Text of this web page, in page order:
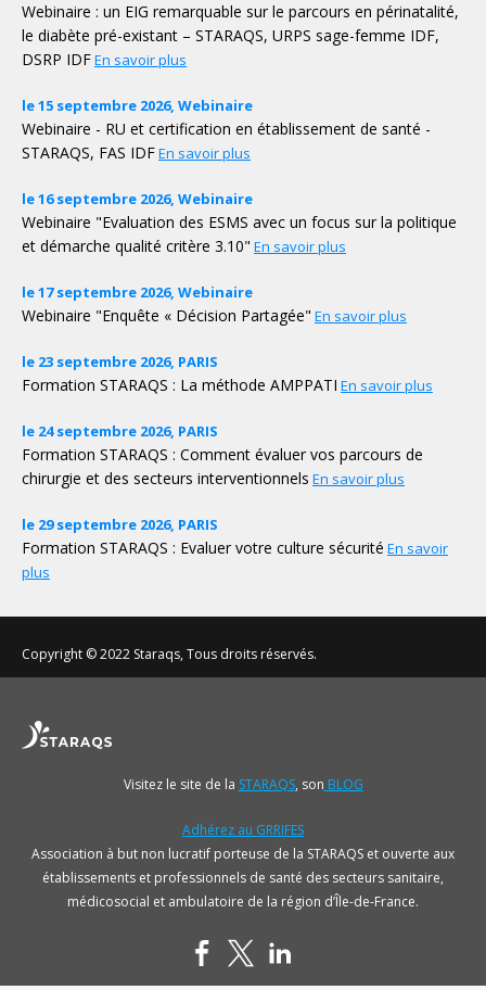
Webinaire : un EIG remarquable sur le parcours en périnatalité,
le diabète pré-existant – STARAQS, URPS sage-femme IDF,
DSRP IDFEn savoir plus
le 15 septembre 2026, Webinaire
Webinaire - RU et certification en établissement de santé -
STARAQS, FAS IDFEn savoir plus
le 16 septembre 2026, Webinaire
Webinaire "Evaluation des ESMS avec un focus sur la politique
et démarche qualité critère 3.10" En savoir plus
le 17 septembre 2026, Webinaire
Webinaire "Enquête « Décision Partagée" En savoir plus
le 23 septembre 2026, PARIS
Formation STARAQS : La méthode AMPPATI En savoir plus
le 24 septembre 2026, PARIS
Formation STARAQS : Comment évaluer vos parcours de
chirurgie et des secteurs interventionnels En savoir plus
le 29 septembre 2026, PARIS
Formation STARAQS : Evaluer votre culture sécurité En savoir
plus
Copyright © 2022 Staraqs, Tous droits réservés.
Visitez le site de la STARAQS, son BLOG
Adhérez au GRRIFES
Association à but non lucratif porteuse de la STARAQS et ouverte aux
établissements et professionnels de santé des secteurs sanitaire,
médicosocial et ambulatoire de la région d’Île-de-France.